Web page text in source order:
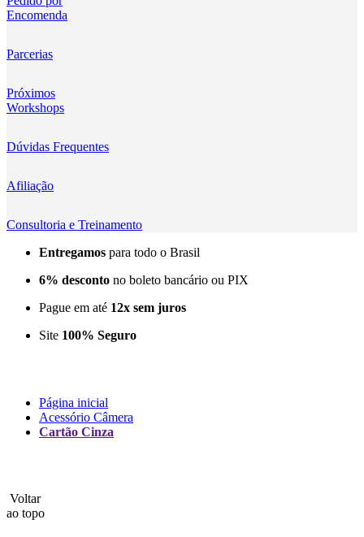
Kingma
Lensmingle
LiRen
Litepanels
LoveFoto
LowePro
Lumitecfoto
MAMEN
Encomenda
Parcerias
Próximos
Workshops
Dúvidas Frequentes
Afiliação
Consultoria e Treinamento
Entregamos para todo o Brasil
6% desconto no boleto bancário ou PIX
Pague em até 12x sem juros
Site 100% Seguro
Página inicial
Acessório Câmera
Cartão Cinza
Voltar
ao topo